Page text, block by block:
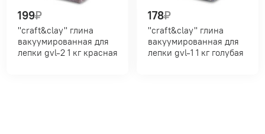
199₽
"craft&clay" глина
вакуумированная для
лепки gvl-2 1 кг красная
178₽
"craft&clay" глина
вакуумированная для
лепки gvl-1 1 кг голубая